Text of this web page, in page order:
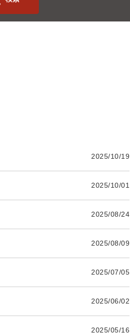
2025/10/19
2025/10/01
2025/08/24
2025/08/09
2025/07/05
2025/06/02
2025/05/16